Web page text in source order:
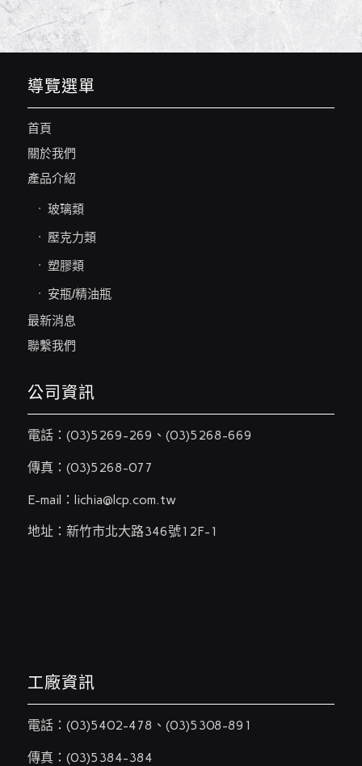
導覽選單
首頁
關於我們
產品介紹
玻璃類
壓克力類
塑膠類
安瓶/精油瓶
最新消息
聯繫我們
公司資訊
電話： (03)5269-269 、 (03)5268-669
傳真：(03)5268-077
E-mail： lichia@lcp.com.tw
地址：新竹市北大路346號12F-1
工廠資訊
電話： (03)5402-478 、 (03)5308-891
傳真：(03)5384-384